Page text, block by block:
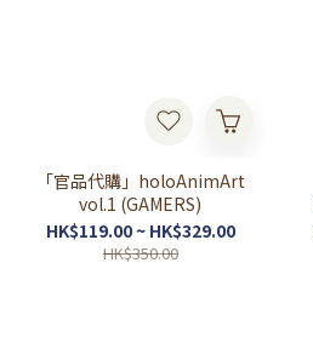
「官品代購」holoAnimArt
vol.1 (GAMERS)
HK$119.00 ~ HK$329.00
HK$350.00